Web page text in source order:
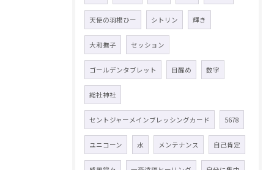
天使の羽根ひー シトリン 輝き
大和撫子 セッション
ゴールデンタブレット 目醒め 数字
総社神社
セントジャーメインブレッシングカード 5678
ユニコーン 水 メンテナンス 自己肯定